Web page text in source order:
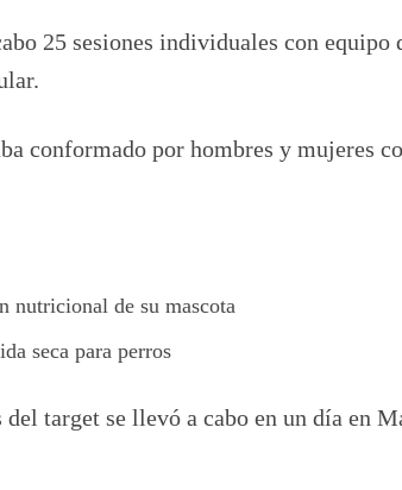
25 sesiones individuales con
conformado por hombres y mujeres
nutricional de su mascota
seca para perros
target se llevó a cabo en un día en